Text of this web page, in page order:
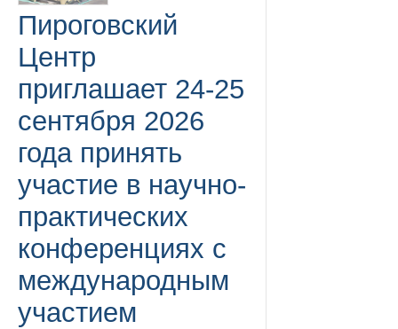
Пироговский
Центр
приглашает 24-25
сентября 2026
года принять
участие в научно-
практических
конференциях с
международным
участием